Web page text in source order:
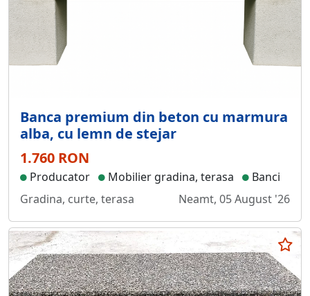
Banca premium din beton cu marmura
alba, cu lemn de stejar
1.760 RON
Producator Mobilier gradina, terasa
Banci
Gradina, curte, terasa
Neamt, 05 August '26